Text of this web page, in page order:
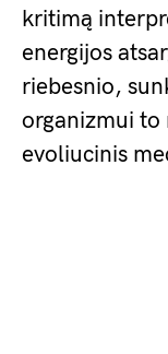
kritimą
energijos
riebesnio,
organizmui to
evoliucinis